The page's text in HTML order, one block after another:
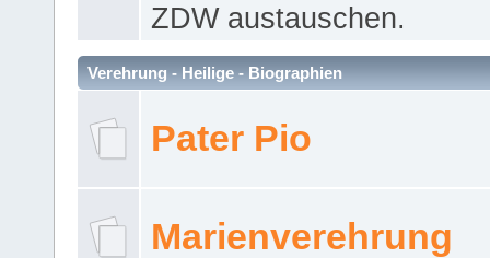
ZDW austauschen.
Verehrung - Heilige - Biographien
Pater Pio
Marienverehrung